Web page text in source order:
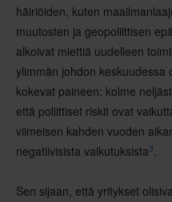
häiriöiden, kuten
muutosten ja geopoliittisen
alkoivat miettiä uudelleen
ylimmän johdon keskuudessa
kokevat paineen: kolme
että poliittiset riskit ovat
viimeisen kahden vuoden
negatiivisista vaikutuksista3.
Sen sijaan, että yritykset